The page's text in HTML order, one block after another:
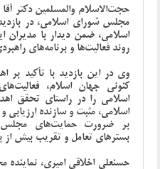
حجت‌الاسلام والمسلمین دکتر
مجلس شورای اسلامی، در
اسلامی، ضمن دیدار با مدیران
روند فعالیت‌ها و برنامه‌های
وی در این بازدید با تأکید
کنونی جهان اسلام،
اسلامی را در راستای تحقق
اسلامی، مثبت و سازنده ارزیابی و
بر ضرورت حمایت‌های
بسترهای تعامل و تقریب بیش از
حسنعلی اخلاقی امیری،